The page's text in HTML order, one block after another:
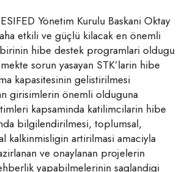
Yönetim Kurulu Baskani Oktay
etkili ve güçlü kilacak en önemli
hibe destek programlari oldugu
sorun yasayan STK’larin hibe
kapasitesinin gelistirilmesi
girisimlerin önemli olduguna
kapsaminda katilimcilarin hibe
bilgilendirilmesi, toplumsal,
kalkinmisligin artirilmasi amaciyla
ve onaylanan projelerin
yapabilmelerinin saglandigi